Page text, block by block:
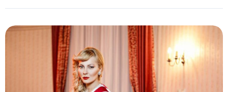
фитнес
инструкторка
ги